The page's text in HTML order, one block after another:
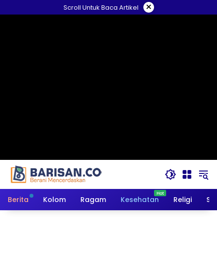
ke
Scroll Untuk Baca Artikel ×
Berita Kolom Ragam Kesehatan Religi